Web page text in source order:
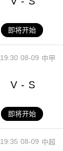
即将开始
08-09
19:30 中甲
V - S
即将开始
08-09
19:35 中超